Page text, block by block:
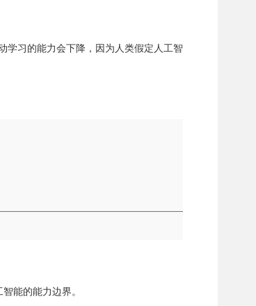
学习的能力会下降，因为人类假定人工智
能的能力边界。